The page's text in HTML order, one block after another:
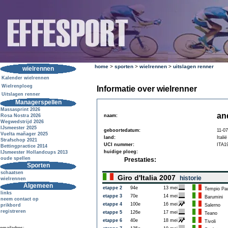
wielrennen
Kalender wielrennen
Wielrenploeg
Uitslagen renner
Managerspellen
Massasprint 2026
Rosa Nostra 2026
Wegwedstrijd 2026
IJsmeester 2025
Vuelta mañager 2025
Strafschop 2021
Bettingpractice 2014
IJsmeester Hollandcups 2013
oude spellen
Sporten
schaatsen
wielrennen
Algemeen
links
neem contact op
prikbord
registreren
home > sporten > wielrennen > uitslagen renner
Informatie over wielrenner
naam:
geboortedatum:
11-
land:
Italië
UCI nummer:
huidige ploeg:
Prestaties:
Giro d'Italia 2007 historie
etappe 2 94e 13 mei
Tempio
etappe 3
70e 14 mei
Barumini
etappe 4
100e 16 mei
Salerno
etappe 5
126e 17 mei
Teano
etappe 6
40e 18 mei
Tivoli